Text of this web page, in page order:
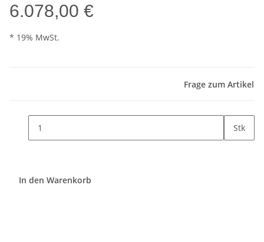
6.078,00 €
* 19% MwSt.
Frage zum Artikel
Stk
In den Warenkorb